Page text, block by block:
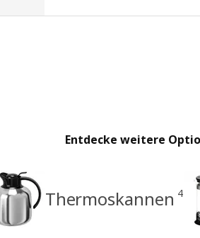
Entdecke weitere
Thermoskannen 4